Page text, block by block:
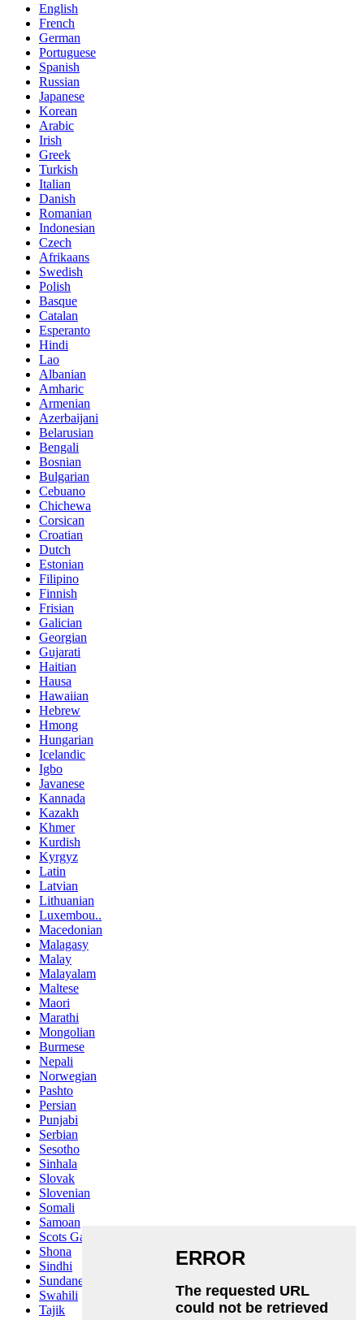
English
French
German
Portuguese
Spanish
Russian
Japanese
Korean
Arabic
Irish
Greek
Turkish
Italian
Danish
Romanian
Indonesian
Czech
Afrikaans
Swedish
Polish
Basque
Catalan
Esperanto
Hindi
Lao
Albanian
Amharic
Armenian
Azerbaijani
Belarusian
Bengali
Bosnian
Bulgarian
Cebuano
Chichewa
Corsican
Croatian
Dutch
Estonian
Filipino
Finnish
Frisian
Galician
Georgian
Gujarati
Haitian
Hausa
Hawaiian
Hebrew
Hmong
Hungarian
Icelandic
Igbo
Javanese
Kannada
Kazakh
Khmer
Kurdish
Kyrgyz
Latin
Latvian
Lithuanian
Luxembou..
Macedonian
Malagasy
Malay
Malayalam
Maltese
Maori
Marathi
Mongolian
Burmese
Nepali
Norwegian
Pashto
Persian
Punjabi
Serbian
Sesotho
Sinhala
Slovak
Slovenian
Somali
Samoan
Scots Gaelic
Shona
Sindhi
Sundanese
Swahili
Tajik